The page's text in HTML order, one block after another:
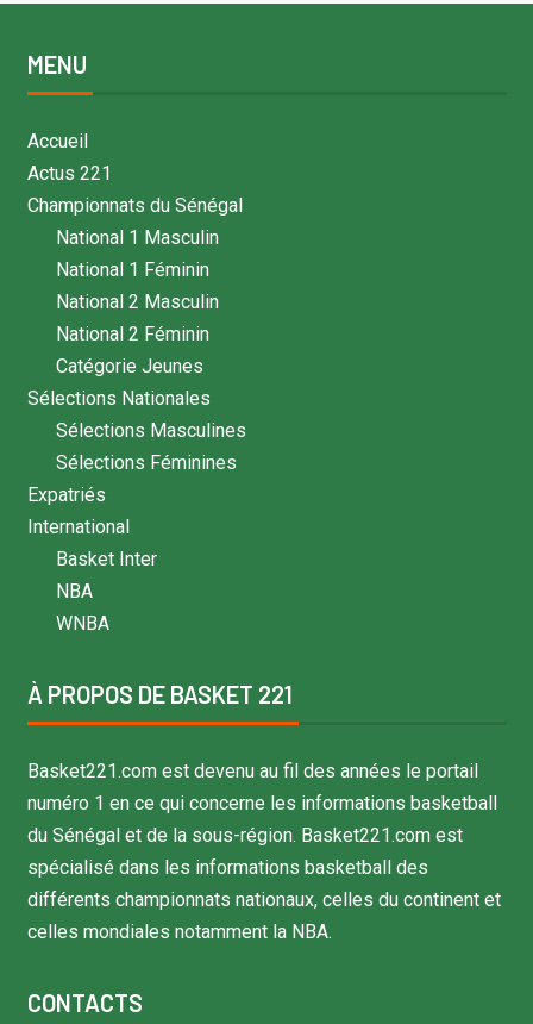
MENU
Accueil
Actus 221
Championnats du Sénégal
National 1 Masculin
National 1 Féminin
National 2 Masculin
National 2 Féminin
Catégorie Jeunes
Sélections Nationales
Sélections Masculines
Sélections Féminines
Expatriés
International
Basket Inter
NBA
WNBA
À PROPOS DE BASKET 221
Basket221.com est devenu au fil des années le portail
numéro 1 en ce qui concerne les informations basketball
du Sénégal et de la sous-région. Basket221.com est
spécialisé dans les informations basketball des
différents championnats nationaux, celles du continent et
celles mondiales notamment la NBA.
CONTACTS